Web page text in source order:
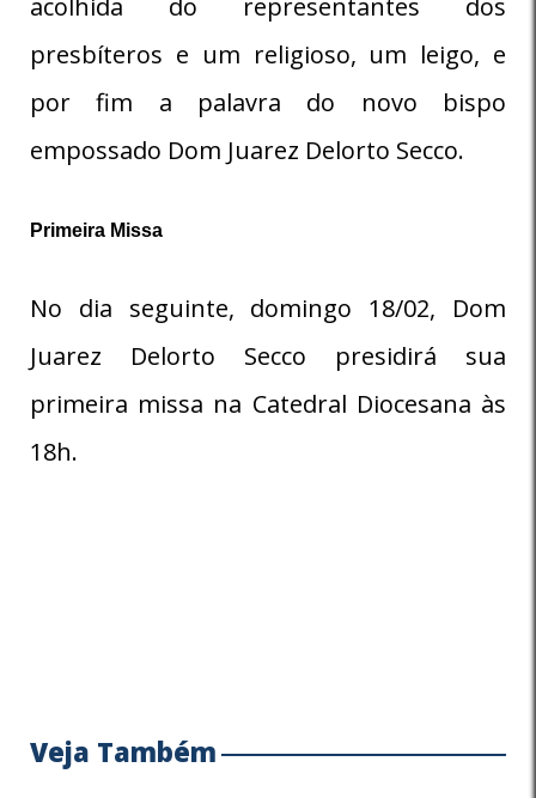
presbíteros e um religioso, um leigo, e
por fim a palavra do novo bispo
empossado Dom Juarez Delorto Secco.
Primeira Missa
No dia seguinte, domingo 18/02, Dom
Juarez Delorto Secco presidirá sua
primeira missa na Catedral Diocesana às
18h.
Veja Também